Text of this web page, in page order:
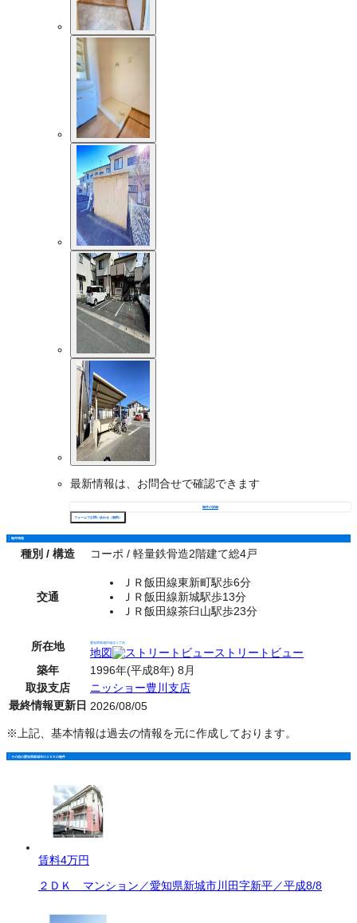
最新情報は、お問合せで確認できます
物件の詳細
フォームでお問い合わせ（無料）
物件情報
種別 / 構造 コーポ / 軽量鉄骨造2階建て総4戸
交通
ＪＲ飯田線東新町駅歩6分
ＪＲ飯田線新城駅歩13分
ＪＲ飯田線茶臼山駅歩23分
所在地 愛知県新城市城北１丁目
地図
ストリートビュー
築年
1996年(平成8年) 8月
取扱支店
ニッショー豊川支店
最終情報更新日 2026/08/05
※上記、基本情報は過去の情報を元に作成しております。
その他の愛知県新城市の２ＤＫの物件
賃料4万円
２ＤＫ マンション／愛知県新城市川田字新平／平成8/8